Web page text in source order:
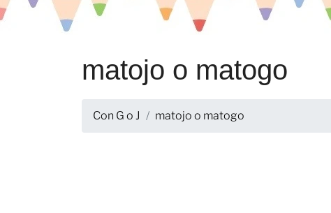
matojo o matogo
Con G o J matojo o matogo